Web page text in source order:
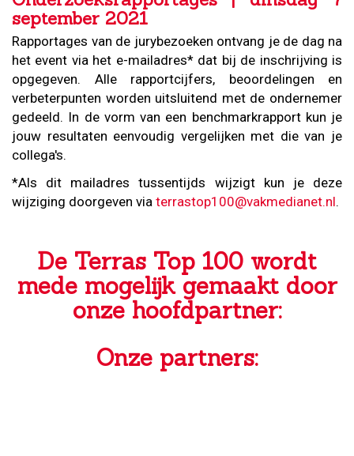
september 2021
Rapportages van de jurybezoeken ontvang je de dag na
het event via het e-mailadres* dat bij de inschrijving is
opgegeven. Alle rapportcijfers, beoordelingen en
verbeterpunten worden uitsluitend met de ondernemer
gedeeld. In de vorm van een benchmarkrapport kun je
jouw resultaten eenvoudig vergelijken met die van je
collega's.
*Als dit mailadres tussentijds wijzigt kun je deze
wijziging doorgeven via terrastop100@vakmedianet.nl.
De Terras Top 100 wordt
mede mogelijk gemaakt door
onze hoofdpartner:
Onze partners: